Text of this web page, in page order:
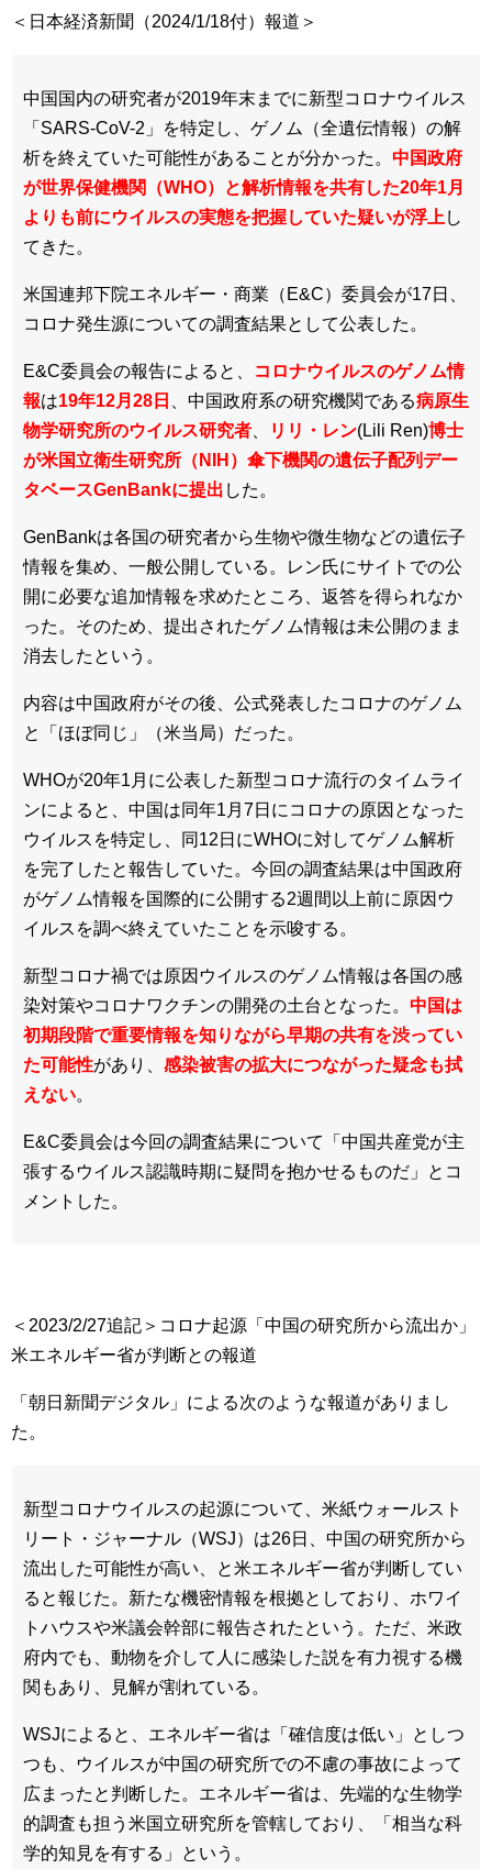
＜日本経済新聞（2024/1/18付）報道＞
中国国内の研究者が2019年末までに新型コロナウイルス
「SARS-CoV-2」を特定し、ゲノム（全遺伝情報）の解
析を終えていた可能性があることが分かった。 中国政府
が世界保健機関（WHO）と解析情報を共有した20年1月
よりも前にウイルスの実態を把握していた疑いが浮上 し
てきた。
米国連邦下院エネルギー・商業（E&C）委員会が17日、
コロナ発生源についての調査結果として公表した。
E&C委員会の報告によると、
コロナウイルスのゲノム情
報は19年12月28日 、中国政府系の研究機関である病原生
物学研究所のウイルス研究者
リリ・レン(Lili Ren)博士
が米国立衛生研究所（NIH）傘下機関の遺伝子配列デー
タベースGenBankに提出 した。
GenBankは各国の研究者から生物や微生物などの遺伝子
情報を集め、一般公開している。レン氏にサイトでの公
開に必要な追加情報を求めたところ、返答を得られなか
った。そのため、提出されたゲノム情報は未公開のまま
消去したという。
内容は中国政府がその後、公式発表したコロナのゲノム
と「ほぼ同じ」（米当局）だった。
WHOが20年1月に公表した新型コロナ流行のタイムライ
ンによると、中国は同年1月7日にコロナの原因となった
ウイルスを特定し、同12日にWHOに対してゲノム解析
を完了したと報告していた。今回の調査結果は中国政府
がゲノム情報を国際的に公開する2週間以上前に原因ウ
イルスを調べ終えていたことを示唆する。
新型コロナ禍では原因ウイルスのゲノム情報は各国の感
染対策やコロナワクチンの開発の土台となった。 中国は
初期段階で重要情報を知りながら早期の共有を渋ってい
た可能性があり、 感染被害の拡大につながった疑念も拭
えない。
E&C委員会は今回の調査結果について「中国共産党が主
張するウイルス認識時期に疑問を抱かせるものだ」とコ
メントした。
＜2023/2/27追記＞コロナ起源「中国の研究所から流出か」
米エネルギー省が判断との報道
「朝日新聞デジタル」による次のような報道がありまし
た。
新型コロナウイルスの起源について、米紙ウォールスト
リート・ジャーナル（WSJ）は26日、中国の研究所から
流出した可能性が高い、と米エネルギー省が判断してい
ると報じた。新たな機密情報を根拠としており、ホワイ
トハウスや米議会幹部に報告されたという。ただ、米政
府内でも、動物を介して人に感染した説を有力視する機
関もあり、見解が割れている。
WSJによると、エネルギー省は「確信度は低い」としつ
つも、ウイルスが中国の研究所での不慮の事故によって
広まったと判断した。エネルギー省は、先端的な生物学
的調査も担う米国立研究所を管轄しており、「相当な科
学的知見を有する」という。